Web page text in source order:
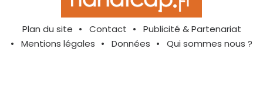
Plan du site Contact
Publicité & Partenariat
Mentions légales
Données Qui sommes nous ?